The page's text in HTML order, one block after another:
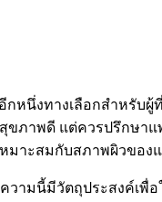
กหนึ่งทางเลือกสำหรับผู้
ขภาพดี แต่ควรปรึกษา
หมาะสมกับสภาพผิวของ
วามนี้มีวัตถุประสงค์เพื่อ